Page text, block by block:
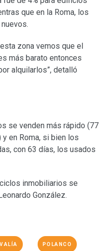
que en la Roma, los
zona vemos que el
más barato entonces
alquilarlos”, detalló
se venden más rápido (77
y en Roma, si bien los
con 63 días, los usados
inmobiliarios se
González.
POLANCO